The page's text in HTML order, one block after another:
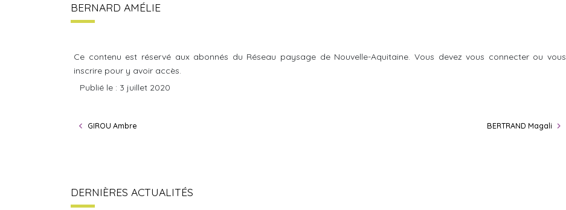
BERNARD AMÉLIE
Ce contenu est réservé aux abonnés du Réseau paysage de Nouvelle-Aquitaine. Vous devez vous connecter ou vous
inscrire pour y avoir accès.
Publié le : 3 juillet 2020
GIROU Ambre BERTRAND Magali
DERNIÈRES ACTUALITÉS